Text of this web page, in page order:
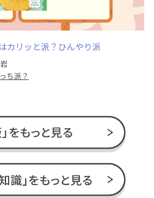
カリッと派？ひんやり派
ち派？